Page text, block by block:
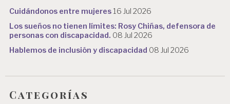
Cuidándonos entre mujeres 16 Jul 2026
Los sueños no tienen límites: Rosy Chiñas, defensora de
personas con discapacidad. 08 Jul 2026
Hablemos de inclusión y discapacidad 08 Jul 2026
Categorías